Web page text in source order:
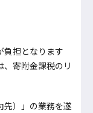
負担となります
寄附金課税のリ
先）」の業務を遂